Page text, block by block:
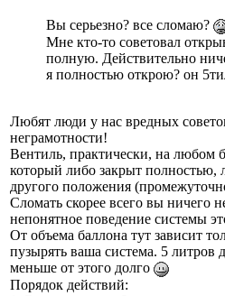
Вы серьезно? все сломаю?
Мне кто-то советовал
полную. Действительно
я полностью открою? он
Любят люди у нас вредных
неграмотности!
Вентиль, практически, на любом
который либо закрыт полностью,
другого положения
Сломать скорее всего вы ничего
непонятное поведение системы
От объема баллона тут зависит
пузырять ваша система. 5 литров
меньше от этого долго
Порядок действий: